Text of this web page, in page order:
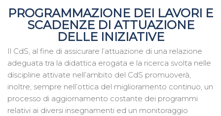
PROGRAMMAZIONE DEI LAVORI E
SCADENZE DI ATTUAZIONE
DELLE INIZIATIVE
Il CdS, al fine di assicurare l’attuazione di una relazione
adeguata tra la didattica erogata e la ricerca svolta nelle
discipline attivate nell’ambito del CdS promuoverà,
inoltre, sempre nell’ottica del miglioramento continuo, un
processo di aggiornamento costante dei programmi
relativi ai diversi insegnamenti ed un monitoraggio